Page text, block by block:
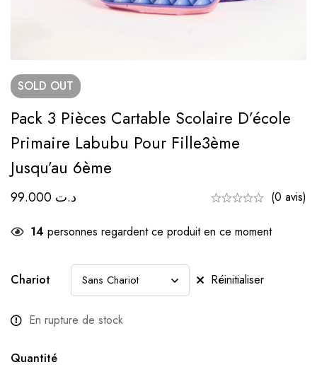
SOLD OUT
Pack 3 Pièces Cartable Scolaire D’école
Primaire Labubu Pour Fille3ème
Jusqu’au 6ème
د.ت (0 avis)
14 personnes regardent ce produit en ce moment
Chariot Réinitialiser
En rupture de stock
Quantité